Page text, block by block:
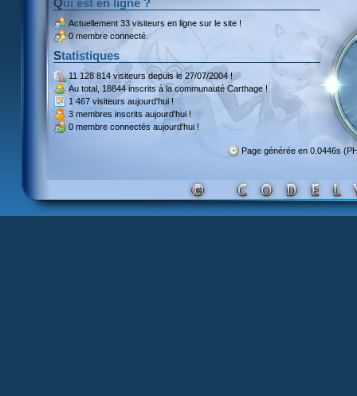
Qui est en ligne ?
Actuellement 33 visiteurs en ligne sur le site !
0 membre connecté.
Statistiques
11 128 814 visiteursdepuis le 27/07/2004 !
Au total, 18844 inscritsà la communauté Carthage !
1 467 visiteurs aujourd'hui !
3 membres inscrits aujourd'hui !
0 membre connectés aujourd'hui !
Page générée en 0.0446s